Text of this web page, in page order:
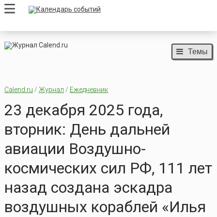
Темы
Calend.ru / Журнал / Ежедневник
23 декабря 2025 года,
вторник: День дальней
авиации Воздушно-
космических сил РФ, 111 лет
назад создана эскадра
воздушных кораблей «Илья